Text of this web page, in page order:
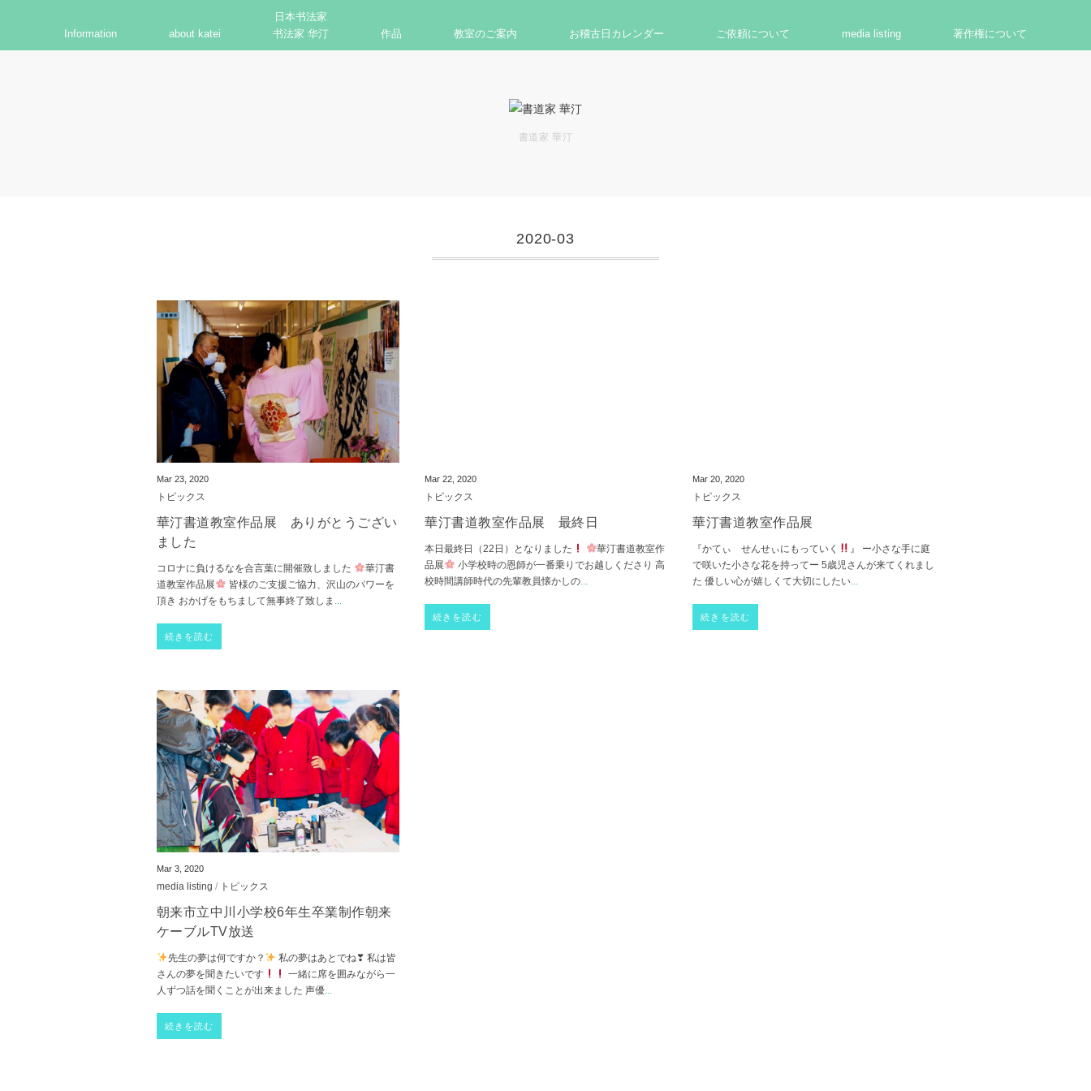
Information about katei
日本书法家
书法家 华汀
作品 教室のご案内 お稽古日カレンダー ご依頼について media listing 著作権について
書道家 華汀
2020-03
Mar 23, 2020
トピックス
華汀書道教室作品展 ありがとうござい
ました
コロナに負けるなを合言葉に開催致しました
華汀書
道教室作品展
皆様のご支援ご協力、沢山のパワーを
頂き おかげをもちまして無事終了致しま ...
続きを読む
Mar 22, 2020
トピックス
華汀書道教室作品展 最終日
本日最終日（22日）となりました
華汀書道教室作
品展
小学校時の恩師が一番乗りでお越しくださり 高
校時間講師時代の先輩教員懐かしの...
続きを読む
Mar 20, 2020
トピックス
華汀書道教室作品展
『かてぃ せんせぃにもっていく
』 ー小さな手に庭
で咲いた小さな花を持ってー 5歳児さんが来てくれまし
た 優しい心が嬉しくて大切にしたい...
続きを読む
Mar 3, 2020
media listing / トピックス
朝来市立中川小学校6年生卒業制作朝来
ケーブルTV放送
先生の夢は何ですか？
私の夢はあとでね❣ 私は皆
さんの夢を聞きたいです
一緒に席を囲みながら一
人ずつ話を聞くことが出来ました 声優...
続きを読む